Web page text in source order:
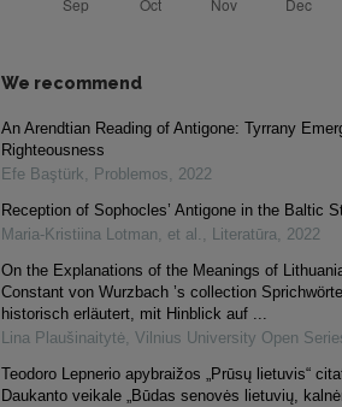
We recommend
An Arendtian Reading of Antigone: Tyrrany
Righteousness
Efe Baştürk, Problemos, 2022
Reception of Sophocles’ Antigone in the Baltic
Maria-Kristiina Lotman, et al. , Literatūra, 2022
On the Explanations of the Meanings of
Constant von Wurzbach ’s collection
historisch erläutert, mit Hinblick auf ...
Lina Plaušinaitytė, Vilnius University Open
Teodoro Lepnerio apybraižos „Prūsų lietuvis“
Daukanto veikale „Būdas senovės lietuvių,